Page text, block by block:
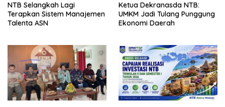
NTB Selangkah Lagi
Terapkan Sistem Manajemen
Talenta ASN
Ketua Dekranasda NTB:
UMKM Jadi Tulang Punggung
Ekonomi Daerah